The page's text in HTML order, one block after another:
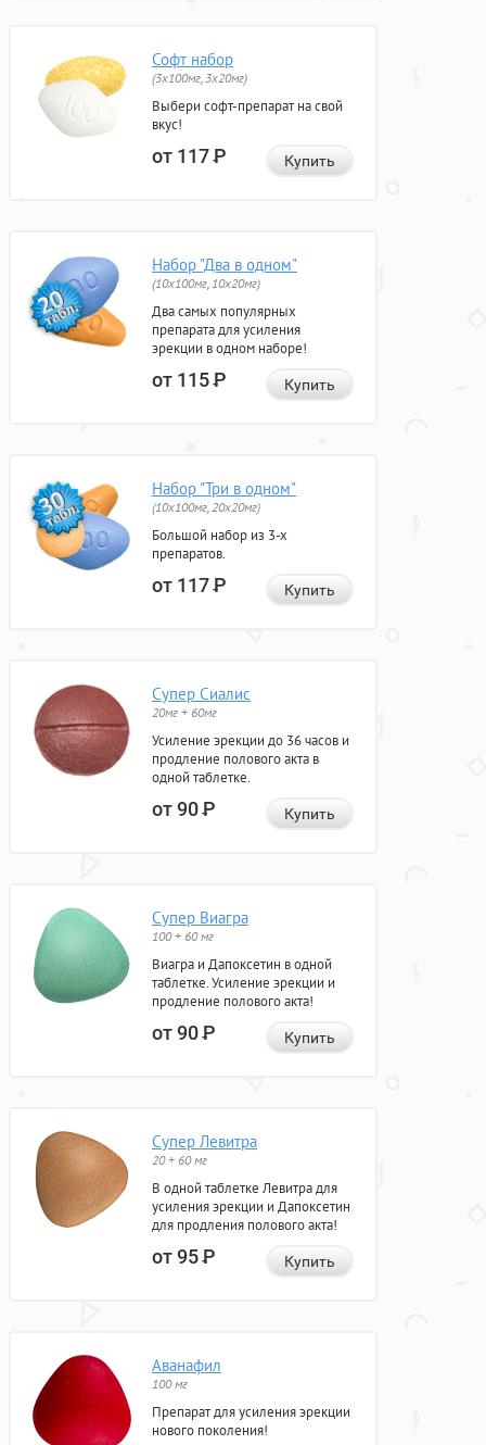
Софт набор
(3x100мг, 3x20мг)
Выбери софт-препарат на свой
вкус!
от 117Р Купить
Набор "Два в одном"
(10x100мг, 10x20мг)
Два самых популярных
препарата для усиления
эрекции в одном наборе!
от 115Р Купить
Набор "Три в одном"
(10x100мг, 20x20мг)
Большой набор из 3-х
препаратов.
от 117Р Купить
Супер Сиалис
20мг + 60мг
Усиление эрекции до 36 часов и
продление полового акта в
одной таблетке.
от 90Р Купить
Супер Виагра
100 + 60 мг
Виагра и Дапоксетин в одной
таблетке. Усиление эрекции и
продление полового акта!
от 90Р Купить
Супер Левитра
20 + 60 мг
В одной таблетке Левитра для
усиления эрекции и Дапоксетин
для продления полового акта!
от 95Р Купить
Аванафил
100 мг
Препарат для усиления эрекции
нового поколения!